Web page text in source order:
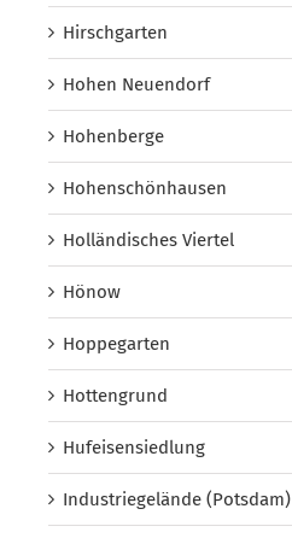
Hirschgarten
Hohen Neuendorf
Hohenberge
Hohenschönhausen
Holländisches Viertel
Hönow
Hoppegarten
Hottengrund
Hufeisensiedlung
Industriegelände (Potsdam)